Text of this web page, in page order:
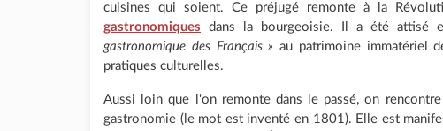
cuisines qui soient. Ce préjugé remonte à la
gastronomiques dans la bourgeoisie. Il a été attisé
gastronomique des Français » au patrimoine immatériel
pratiques culturelles.
Aussi loin que l'on remonte dans le passé, on
gastronomie (le mot est inventé en 1801). Elle est